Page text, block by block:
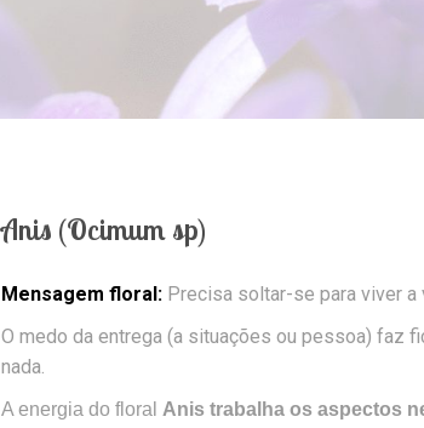
Anis (Ocimum sp)
Mensagem floral: Precisa soltar-se para viver a
O medo da entrega (a situações ou pessoa) faz
nada.
A energia do floral Anis trabalha os aspectos